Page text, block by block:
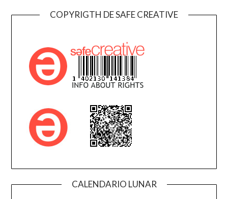
COPYRIGTH DE SAFE CREATIVE
CALENDARIO LUNAR